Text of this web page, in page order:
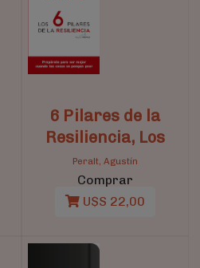
6 Pilares de la
Resiliencia, Los
Peralt, Agustín
Comprar
U$S 22,00